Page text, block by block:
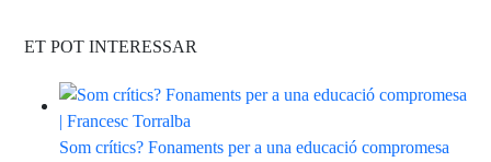
ET POT INTERESSAR
Som crítics? Fonaments per a una educació compromesa